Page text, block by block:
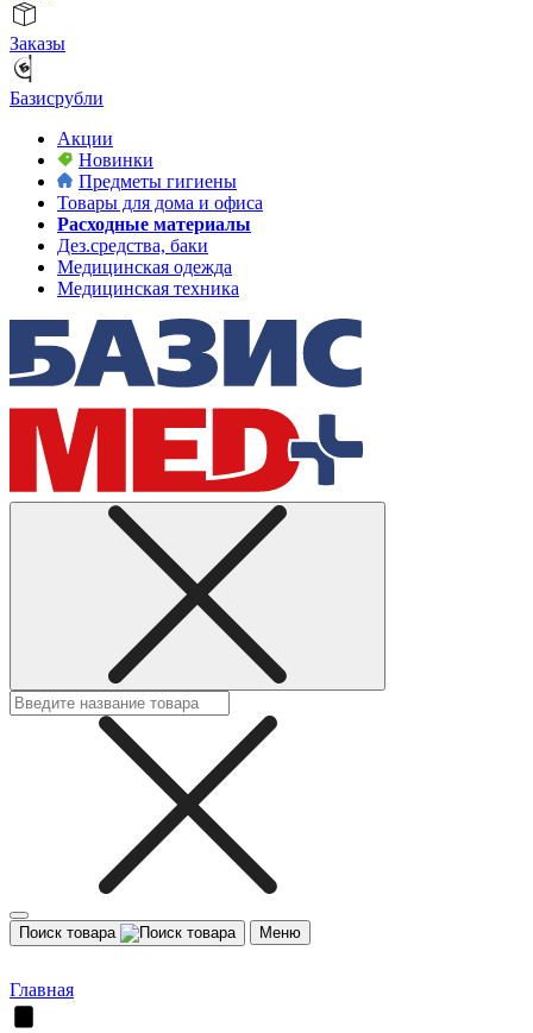
Заказы
Базисрубли
Акции
Новинки
Предметы гигиены
Товары для дома и офиса
Расходные материалы
Дез.средства, баки
Медицинская одежда
Медицинская техника
Поиск товара Меню
Главная